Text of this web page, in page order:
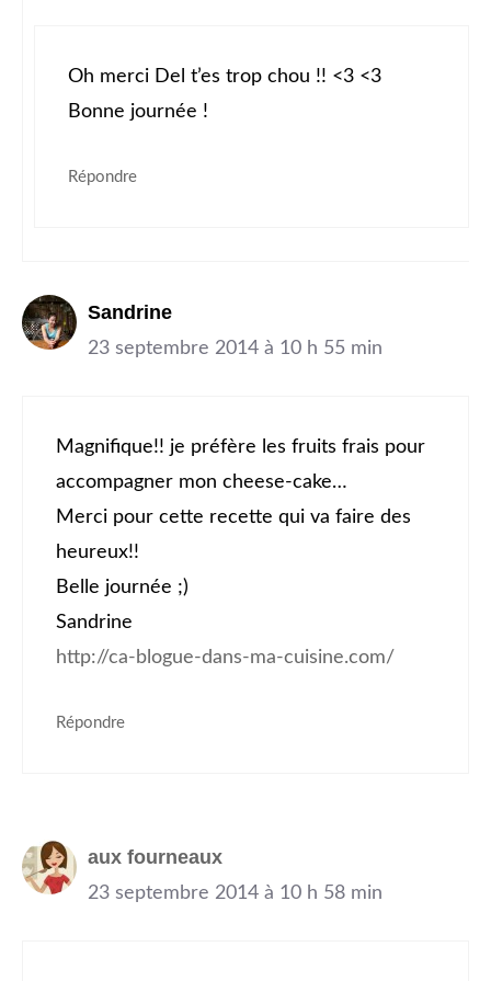
Oh merci Del t’es trop chou !! <3 <3
Bonne journée !
Répondre
Sandrine
23 septembre 2014 à 10 h 55 min
Magnifique!! je préfère les fruits frais pour
accompagner mon cheese-cake…
Merci pour cette recette qui va faire des
heureux!!
Belle journée ;)
Sandrine
http://ca-blogue-dans-ma-cuisine.com/
Répondre
aux fourneaux
23 septembre 2014 à 10 h 58 min